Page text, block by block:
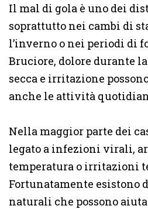
Il mal di gola è uno dei
soprattutto nei cambi di
l’inverno o nei periodi di
Bruciore, dolore durante
secca e irritazione
anche le attività
Nella maggior parte dei
legato a infezioni virali,
temperatura o irritazioni
Fortunatamente esistono
naturali che possono